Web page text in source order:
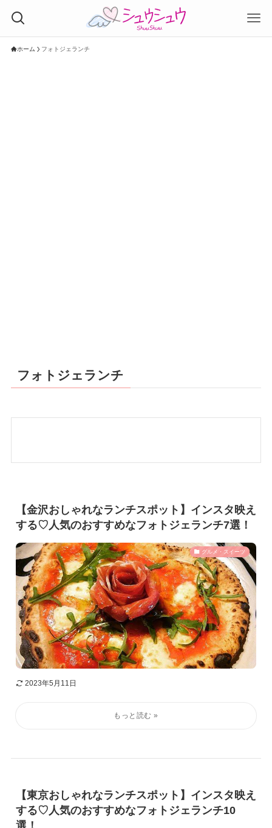
ホーム フォトジェランチ
フォトジェランチ
【金沢おしゃれなランチスポット】インスタ映え
する♡人気のおすすめなフォトジェランチ7選！
グルメ・スイーツ
2023年5月11日
【東京おしゃれなランチスポット】インスタ映え
する♡人気のおすすめなフォトジェランチ10